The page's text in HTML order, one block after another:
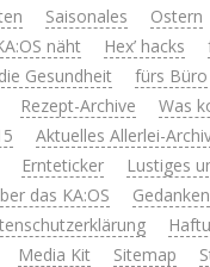
Saisonales Ostern
näht Hex’ hacks
Gesundheit fürs Büro
Rezept-Archive
Was
Aktuelles Allerlei-
Ernteticker
Lustiges
das KA:OS Gedanken
Media Kit Sitemap